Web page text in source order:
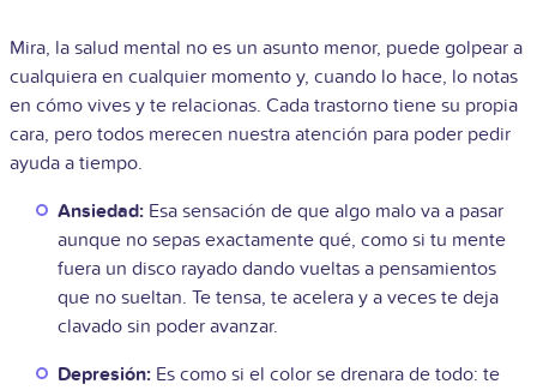
Mira, la salud mental no es un asunto menor, puede golpear a
cualquiera en cualquier momento y, cuando lo hace, lo notas
en cómo vives y te relacionas. Cada trastorno tiene su propia
cara, pero todos merecen nuestra atención para poder pedir
ayuda a tiempo.
Ansiedad: Esa sensación de que algo malo va a pasar
aunque no sepas exactamente qué, como si tu mente
fuera un disco rayado dando vueltas a pensamientos
que no sueltan. Te tensa, te acelera y a veces te deja
clavado sin poder avanzar.
Depresión: Es como si el color se drenara de todo: te